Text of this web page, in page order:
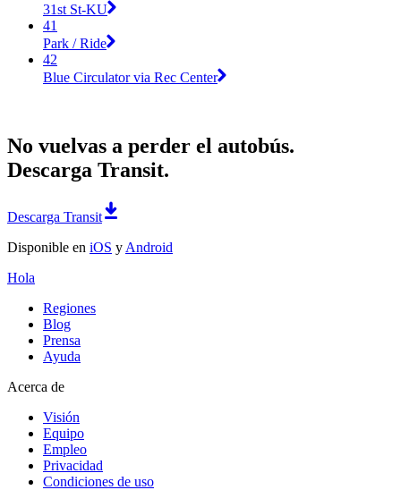
31st St-KU
41
Park / Ride
42
Blue Circulator via Rec Center
No vuelvas a perder el autobús.
Descarga Transit.
Descarga Transit
Disponible en iOS y Android
Hola
Regiones
Blog
Prensa
Ayuda
Acerca de
Visión
Equipo
Empleo
Privacidad
Condiciones de uso